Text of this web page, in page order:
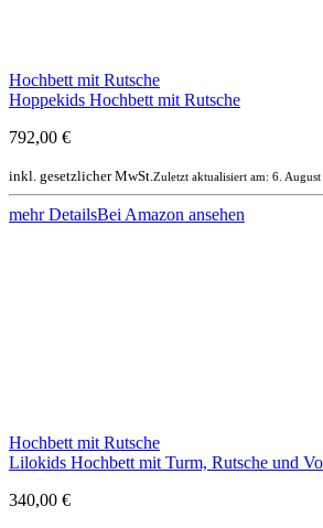
Hochbett mit Rutsche
Hoppekids Hochbett mit Rutsche
792,00 €
inkl. gesetzlicher MwSt. Zuletzt aktualisiert am: 6.
mehr DetailsBei Amazon ansehen
Hochbett mit Rutsche
Lilokids Hochbett mit Turm, Rutsche und
340,00 €